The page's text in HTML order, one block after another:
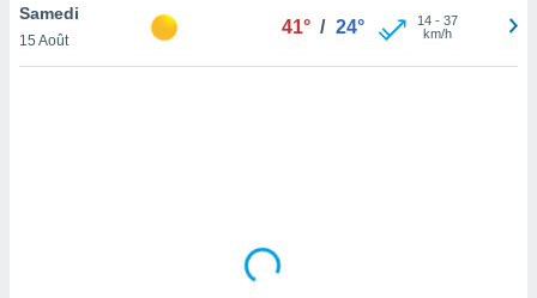
en
le
Samedi
15 Août
41° / 24° 14- 37
km/h